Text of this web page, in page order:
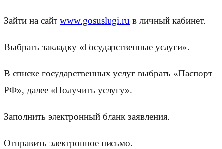
Зайти на сайт www.gosuslugi.ru в личный кабинет.
Выбрать закладку «Государственные услуги».
В списке государственных услуг выбрать «Паспорт
РФ», далее «Получить услугу».
Заполнить электронный бланк заявления.
Отправить электронное письмо.